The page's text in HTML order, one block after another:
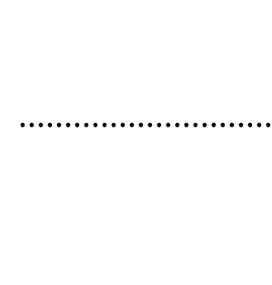
............................